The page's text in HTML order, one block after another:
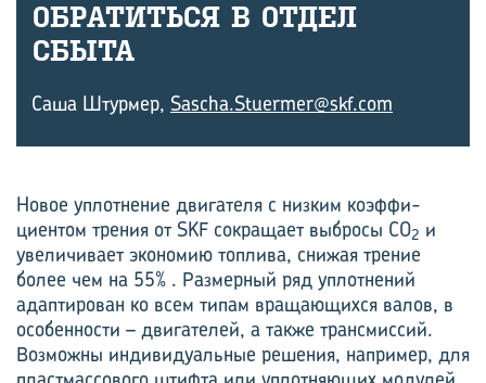
ОБ­РА­ТИТЬ­СЯ В ОТДЕЛ
СБЫТА
Саша Штурмер, Sascha.Stuermer@skf.com
Новое уплотнение двигателя с низким коэффи­
циентом трения от SKF сокращает выбросы CO2 и
увеличивает экономию топлива, снижая трение
более чем на 55% . Размерный ряд уплотнений
адаптирован ко всем типам вращающихся валов, в
особенности – двигателей, а также трансмиссий.
Возможны индивидуальные решения, например, для